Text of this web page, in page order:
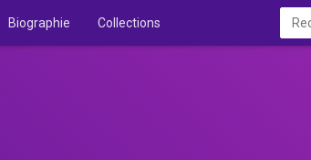
Biographie Collections